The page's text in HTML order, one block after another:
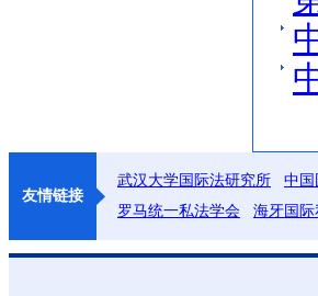
友情链接
武汉大学国际法研究所 中国
罗马统一私法学会
海牙国际